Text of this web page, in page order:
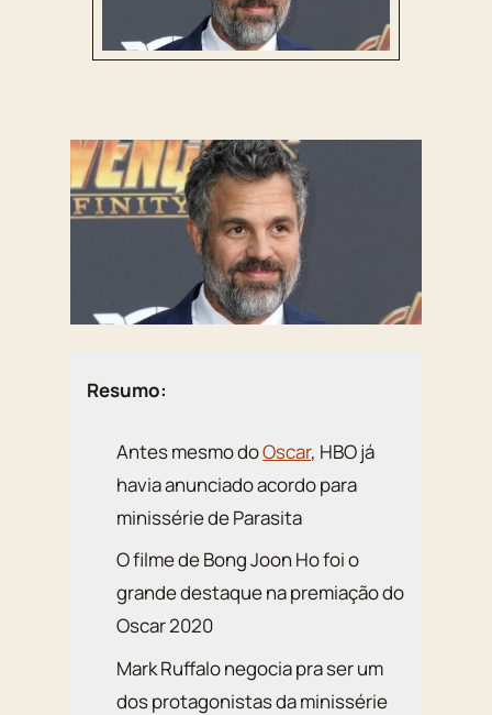
Resumo:
Antes mesmo doOscar, HBO já
havia anunciado acordo para
minissérie de Parasita
O filme de Bong Joon Ho foi o
grande destaque na premiação do
Oscar 2020
Mark Ruffalo negocia pra ser um
dos protagonistas da minissérie